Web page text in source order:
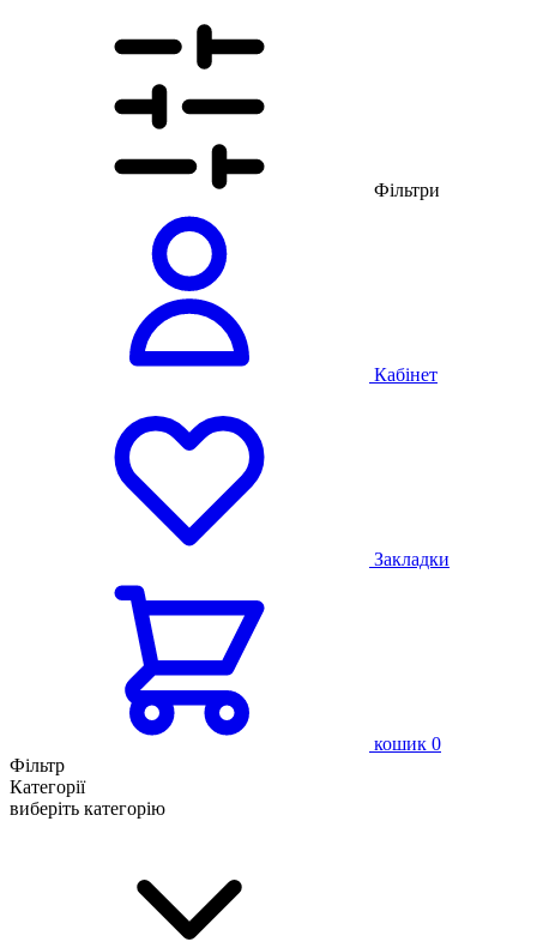
Фільтри
Кабінет
Закладки
кошик 0
Фільтр
Категорії
виберіть категорію